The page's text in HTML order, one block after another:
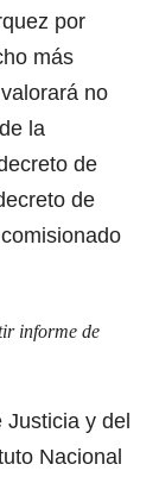
por
más
no
la
de
de
informe de
Justicia y del
Nacional